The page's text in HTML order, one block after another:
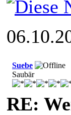
Suebe
Saubär
RE: